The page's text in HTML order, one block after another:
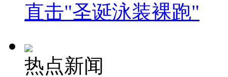
直击"圣诞泳装裸跑"
热点新闻